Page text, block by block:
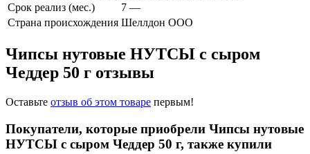
Срок реализ (мес.)
7 —
Страна происхождения Шеллдон ООО
Чипсы нутовые НУТСЫ с сыром
Чеддер 50 г отзывы
Оставьте отзыв об этом товаре первым!
Покупатели, которые приобрели Чипсы нутовые
НУТСЫ с сыром Чеддер 50 г, также купили